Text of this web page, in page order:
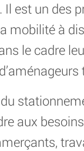
Il est un des
mobilité à
le cadre
du
aux